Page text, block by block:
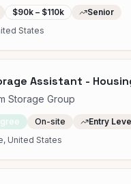
$90k – $110k
Senior
States
Assistant -
Storage Group
On-site
Entry
United States